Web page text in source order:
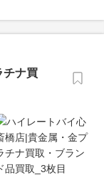
チナ買